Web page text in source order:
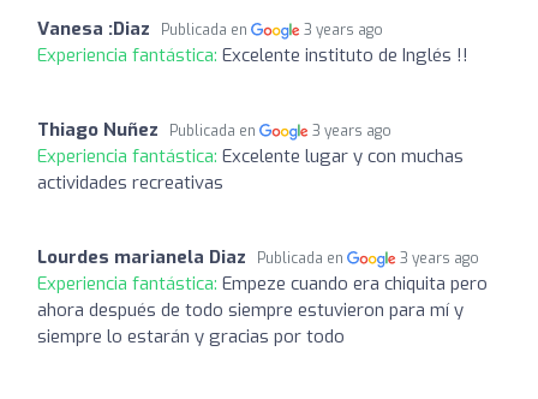
Vanesa :Diaz Publicada en 3 years ago
Experiencia fantástica: Excelente instituto de Inglés !!
Thiago Nuñez Publicada en 3 years ago
Experiencia fantástica: Excelente lugar y con muchas
actividades recreativas
Lourdes marianela Diaz Publicada en 3 years ago
Experiencia fantástica: Empeze cuando era chiquita pero
ahora después de todo siempre estuvieron para mí y
siempre lo estarán y gracias por todo